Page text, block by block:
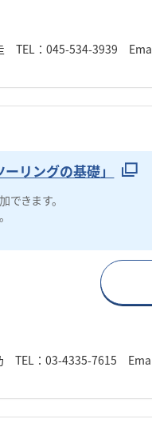
TEL：045-534-3939
リングの基礎」
できます。
TEL：03-4335-7615